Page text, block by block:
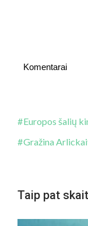
Komentarai
Europos šalių
Gražina
Taip pat